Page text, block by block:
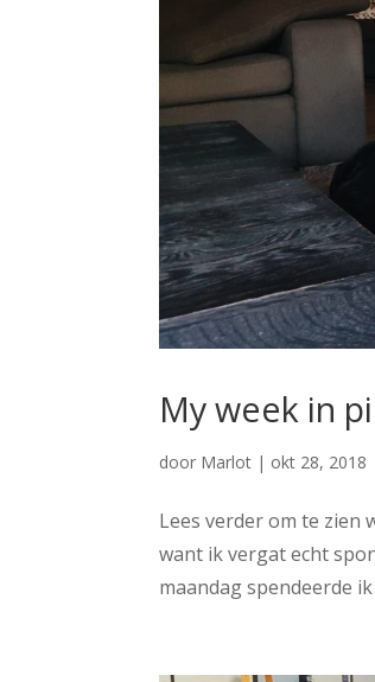
My week in
door Marlot | okt 28, 2018
Lees verder om te zien
want ik vergat echt
maandag spendeerde